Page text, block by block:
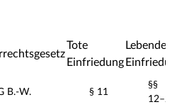
Tote
Einfriedung
Lebende
B.-W. § 11
§§
12–25